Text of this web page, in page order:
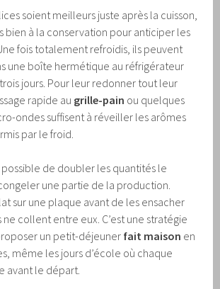
soient meilleurs juste après la cuisson,
bien à la conservation pour anticiper les
fois totalement refroidis, ils peuvent
une boîte hermétique au réfrigérateur
jours. Pour leur redonner tout leur
rapide au grille-pain ou quelques
ondes suffisent à réveiller les arômes
par le froid.
de doubler les quantités le
une partie de la production.
sur une plaque avant de les ensacher
ne collent entre eux. C’est une stratégie
un petit-déjeuner fait maison en
même les jours d’école où chaque
avant le départ.